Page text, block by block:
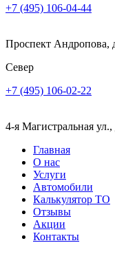
+7 (495) 106-04-44
Проспект Андропова,
Север
+7 (495) 106-02-22
4-я Магистральная ул.,
Главная
О нас
Услуги
Автомобили
Калькулятор ТО
Отзывы
Акции
Контакты